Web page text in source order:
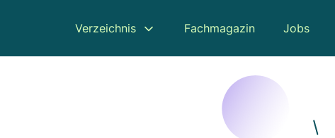
Verzeichnis Fachmagazin Jobs